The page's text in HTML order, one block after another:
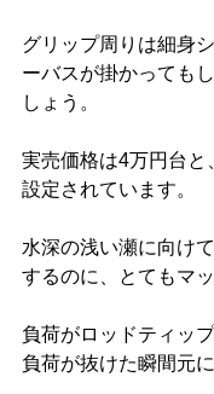
グリップ周りは細身
ーバスが掛かっても
しょう。
実売価格は4万円台と
設定されています。
水深の浅い瀬に向け
するのに、とてもマ
負荷がロッドティッ
負荷が抜けた瞬間元